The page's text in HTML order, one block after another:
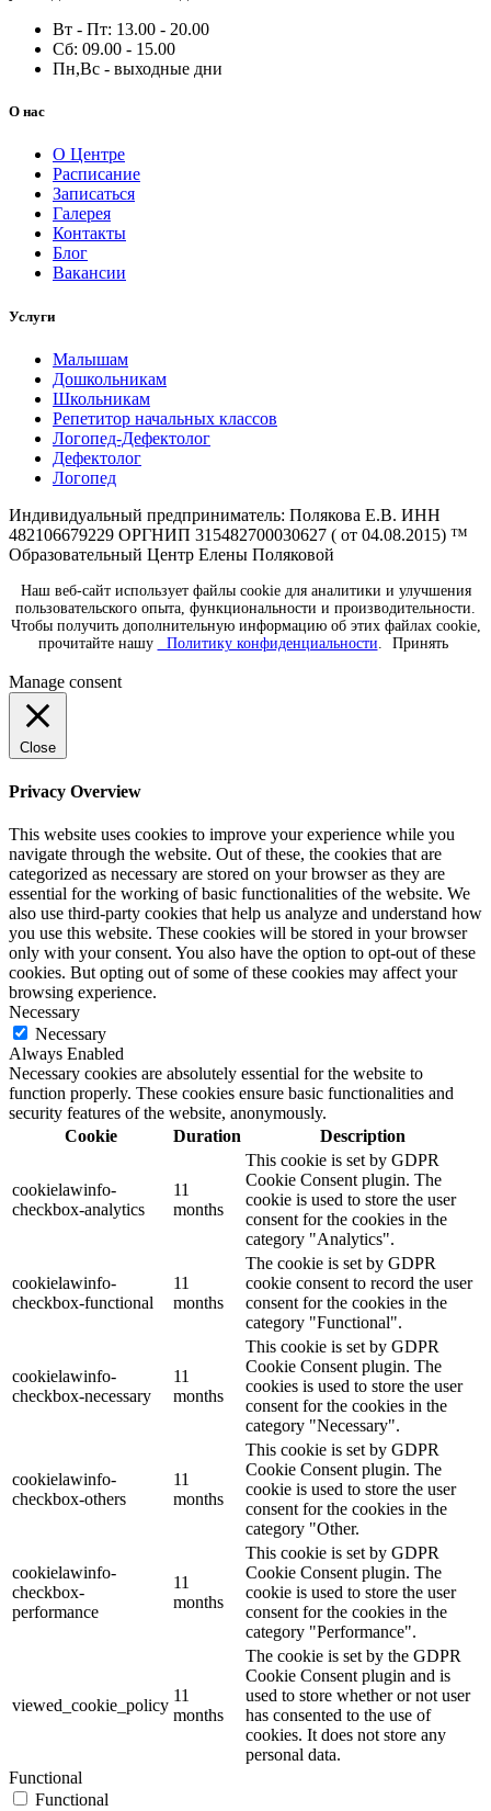
Вт - Пт: 13.00 - 20.00
Сб: 09.00 - 15.00
Пн,Вс - выходные дни
О нас
О Центре
Расписание
Записаться
Галерея
Контакты
Блог
Вакансии
Услуги
Малышам
Дошкольникам
Школьникам
Репетитор начальных классов
Логопед-Дефектолог
Дефектолог
Логопед
Индивидуальный предприниматель: Полякова Е.В. ИНН
482106679229 ОРГНИП 315482700030627 ( от 04.08.2015) ™
Образовательный Центр Елены Поляковой
Наш веб-сайт использует файлы cookie для аналитики и улучшения
пользовательского опыта, функциональности и производительности.
Чтобы получить дополнительную информацию об этих файлах cookie,
прочитайте нашу
Политику конфиденциальности Принять
Manage consent
Close
Privacy Overview
This website uses cookies to improve your experience while you
navigate through the website. Out of these, the cookies that are
categorized as necessary are stored on your browser as they are
essential for the working of basic functionalities of the website. We
also use third-party cookies that help us analyze and understand how
you use this website. These cookies will be stored in your browser
only with your consent. You also have the option to opt-out of these
cookies. But opting out of some of these cookies may affect your
browsing experience.
Necessary
Necessary
Always Enabled
Necessary cookies are absolutely essential for the website to
function properly. These cookies ensure basic functionalities and
security features of the website, anonymously.
Cookie
Duration Description
cookielawinfo-
checkbox-analytics
11
months
This cookie is set by GDPR
Cookie Consent plugin. The
cookie is used to store the user
consent for the cookies in the
category "Analytics".
cookielawinfo-
checkbox-functional
11
months
The cookie is set by GDPR
cookie consent to record the user
consent for the cookies in the
category "Functional".
cookielawinfo-
checkbox-necessary
11
months
This cookie is set by GDPR
Cookie Consent plugin. The
cookies is used to store the user
consent for the cookies in the
category "Necessary".
cookielawinfo-
checkbox-others
11
months
This cookie is set by GDPR
Cookie Consent plugin. The
cookie is used to store the user
consent for the cookies in the
category "Other.
cookielawinfo-
checkbox-
performance
11
months
This cookie is set by GDPR
Cookie Consent plugin. The
cookie is used to store the user
consent for the cookies in the
category "Performance".
viewed_cookie_policy
11
months
The cookie is set by the GDPR
Cookie Consent plugin and is
used to store whether or not user
has consented to the use of
cookies. It does not store any
personal data.
Functional
Functional